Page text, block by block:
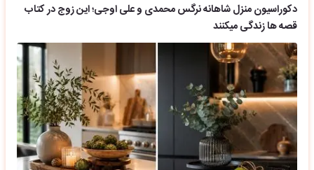
دکوراسیون منزل شاهانه نرگس محمدی و علی اوجی؛ این زوج در کتاب
قصه ها زندگی میکنند